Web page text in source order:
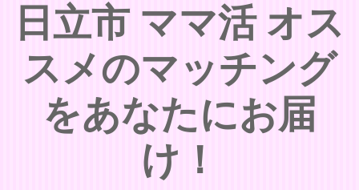
日立市 ママ活 オス
スメのマッチング
をあなたにお届
け！